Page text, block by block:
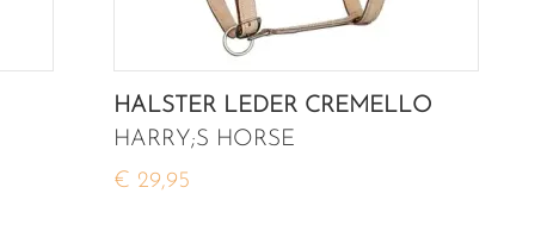
HALSTER LEDER CREMELLO
HARRY;S HORSE
€ 29,95